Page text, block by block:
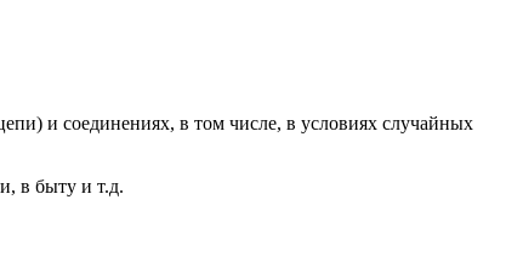
и соединениях, в том числе, в условиях случайных
в быту и т.д.